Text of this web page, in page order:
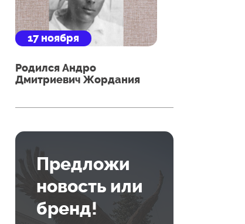
17 ноября
Родился Андро
Дмитриевич Жордания
Предложи
новость или
бренд!